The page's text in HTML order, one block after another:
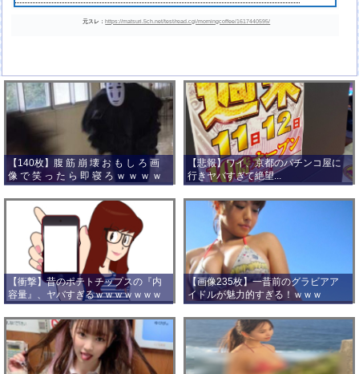
元スレ：https://matsuri.5ch.net/test/read.cgi/morningcoffee/1617440595/
【140枚】腹 筋 崩 壊 お も し ろ 画
像 で 笑 っ た ら 即 寝 ろ ｗ ｗ ｗ ｗ
ｗ ｗ ｗ ｗ ｗ ｗ ｗ ｗ
【悲報】ワイ、京都のパチンコ屋に
行きヤバすぎて絶望...
【衝撃】昔のポテトチップスの『内
容量』、ヤバすぎるｗｗｗｗｗｗｗ
ｗ
【画像235枚】一昔前のグラビアア
イドルが魅力的すぎる！ｗｗｗ